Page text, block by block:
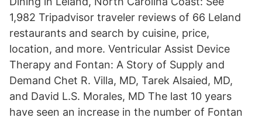
1,982 Tripadvisor traveler reviews of 66 Leland
restaurants and search by cuisine, price,
location, and more. Ventricular Assist Device
Therapy and Fontan: A Story of Supply and
Demand Chet R. Villa, MD, Tarek Alsaied, MD,
and David L.S. Morales, MD The last 10 years
have seen an increase in the number of Fontan